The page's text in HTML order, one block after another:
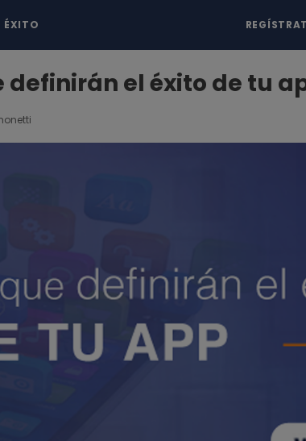
ÉXITO
definirán el éxito de tu